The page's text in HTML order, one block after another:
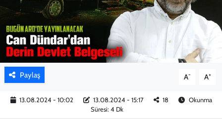
Paylaş A- A+
13.08.2024 - 10:02 13.08.2024 - 15:17 18
Okunma
Süresi: 4 Dk